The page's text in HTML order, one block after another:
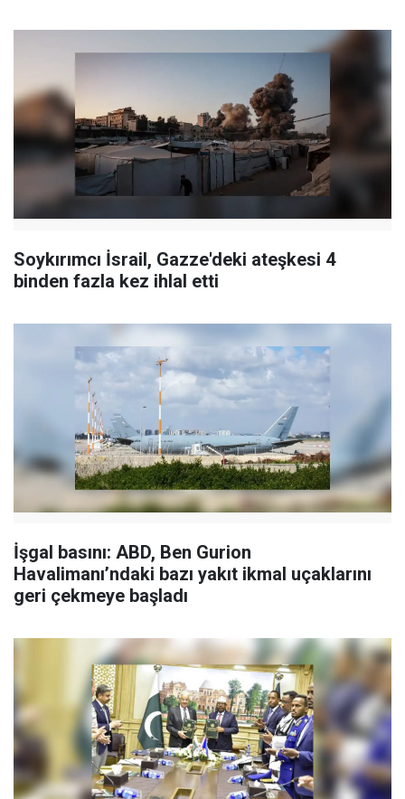
Soykırımcı İsrail, Gazze'deki ateşkesi 4
binden fazla kez ihlal etti
İşgal basını: ABD, Ben Gurion
Havalimanı’ndaki bazı yakıt ikmal uçaklarını
geri çekmeye başladı